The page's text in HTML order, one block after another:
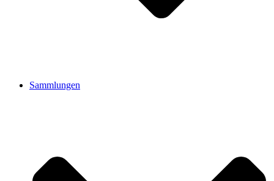
Sammlungen